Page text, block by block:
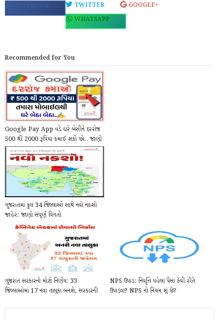
FACEBOOK TWITTER
GOOGLE+
WHATSAPP
Recommended for You
Google Pay App વડે ઘરે બેસીને દરરોજ
500 થી 2000 રૂપિયા કમાઈ શકો છો.. જાણો
કેવી ર...
ગુજરાતમાં કુલ 34 જિલ્લાઓ સાથે નવો નકશો
જાહેર: જાણો સંપૂર્ણ વિગતો
ગુજરાત સરકારનો મોટો નિર્ણય: 33
જિલ્લાઓમાં 17 નવા તાલુકા બનશે, સરકારની
NPS ઉપાડ: નિવૃત્તિ પહેલાં પૈસા કેવી રીતે
ઉપાડવા? NPS નો નિયમ શું છે?